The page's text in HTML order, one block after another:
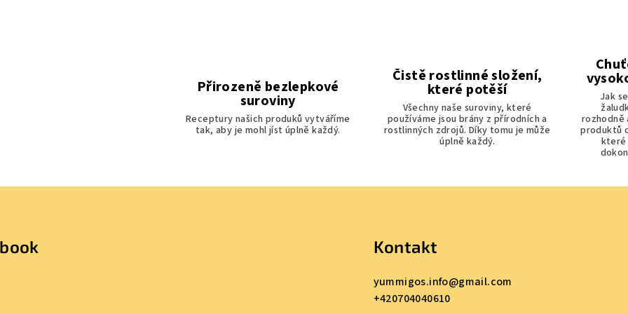
Přirozeně bezlepkové
suroviny
Receptury našich produků vytváříme
tak, aby je mohl jíst úplně každý.
Čistě rostlinné složení,
které potěší
Všechny naše suroviny, které
používáme jsou brány z přírodních a
rostlinných zdrojů. Díky tomu je může
úplně každý.
Jak
rozhodně
produktů
které
Kontakt
yummigos.info@gmail.com
+420704040610